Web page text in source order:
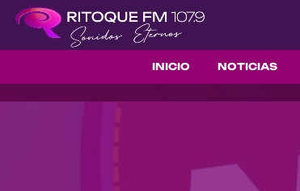
INICIO NOTICIAS